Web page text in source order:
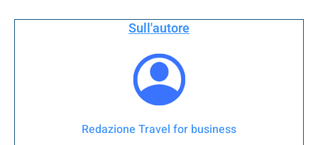
Sull'autore
Redazione Travel for business